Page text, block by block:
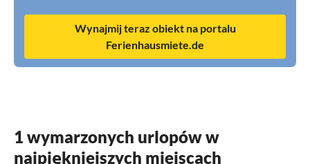
Wynajmij teraz obiekt na portalu
Ferienhausmiete.de
1 wymarzonych urlopów w
najpiękniejszych miejscach